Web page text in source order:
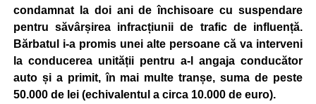
condamnat la doi ani de închisoare cu suspendare
pentru săvârșirea infracțiunii de trafic de influență.
Bărbatul i-a promis unei alte persoane că va interveni
la conducerea unității pentru a-l angaja conducător
auto și a primit, în mai multe tranșe, suma de peste
50.000 de lei (echivalentul a circa 10.000 de euro).